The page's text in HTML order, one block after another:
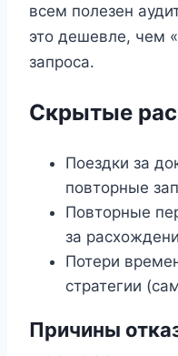
всем полезен
это дешевле, чем
запроса.
Скрытые
Поездки за
повторные
Повторные
за
Потери
стратегии
Причины